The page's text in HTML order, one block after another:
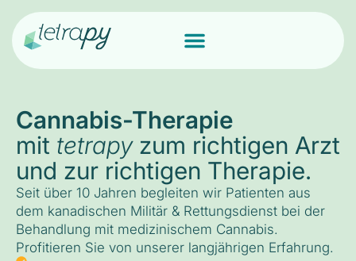
Cannabis-Therapie
mit tetrapyzum richtigen Arzt
und zur richtigen Therapie.
Seit über 10 Jahren begleiten wir Patienten aus
dem kanadischen Militär & Rettungsdienst bei der
Behandlung mit medizinischem Cannabis.
Profitieren Sie von unserer langjährigen Erfahrung.